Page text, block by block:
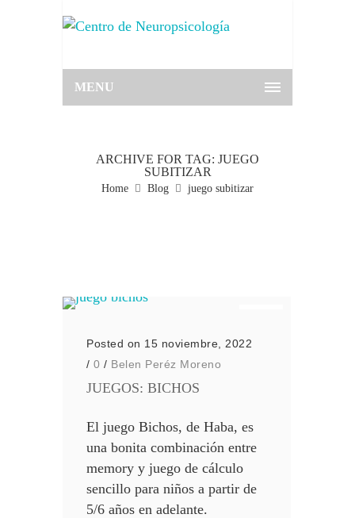
MENU
ARCHIVE FOR TAG: JUEGO
SUBITIZAR
Home Blog juego subitizar
Posted on 15 noviembre, 2022
/ 0 / Belen Peréz Moreno
JUEGOS: BICHOS
El juego Bichos, de Haba, es
una bonita combinación entre
memory y juego de cálculo
sencillo para niños a partir de
5/6 años en adelante.